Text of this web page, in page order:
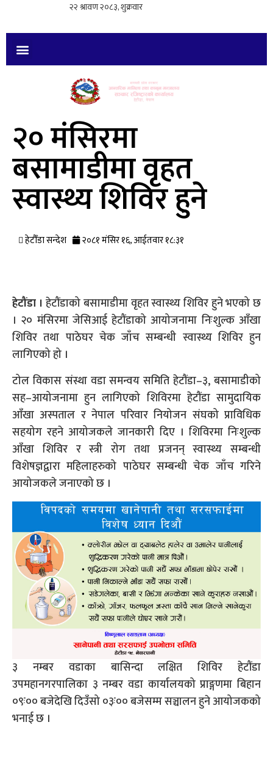
२० मंसिरमा
बसामाडीमा वृहत
स्वास्थ्य शिविर हुने
हेटौँडा सन्देश २०८१ मंसिर १६, आईतवार १८:३१
हेटौंडा । हेटौंडाको बसामाडीमा वृहत स्वास्थ्य शिविर हुने भएको छ
। २० मंसिरमा जेसिआई हेटौंडाको आयोजनामा निःशुल्क आँखा
शिविर तथा पाठेघर चेक जाँच सम्बन्धी स्वास्थ्य शिविर हुन
लागिएको हो ।
टोल विकास संस्था वडा समन्वय समिति हेटौंडा–३, बसामाडीको
सह–आयोजनामा हुन लागिएको शिविरमा हेटौंडा सामुदायिक
आँखा अस्पताल र नेपाल परिवार नियोजन संघको प्राविधिक
सहयोग रहने आयोजकले जानकारी दिए । शिविरमा निःशुल्क
आँखा शिविर र स्त्री रोग तथा प्रजनन् स्वास्थ्य सम्बन्धी
विशेषज्ञद्वारा महिलाहरुको पाठेघर सम्बन्धी चेक जाँच गरिने
आयोजकले जनाएको छ ।
३ नम्बर वडाका बासिन्दा लक्षित शिविर हेटौंडा
उपमहानगरपालिका ३ नम्बर वडा कार्यालयको प्राङ्गणमा बिहान
०९ः०० बजेदेखि दिउँसो ०३ः०० बजेसम्म सञ्चालन हुने आयोजकको
भनाई छ ।